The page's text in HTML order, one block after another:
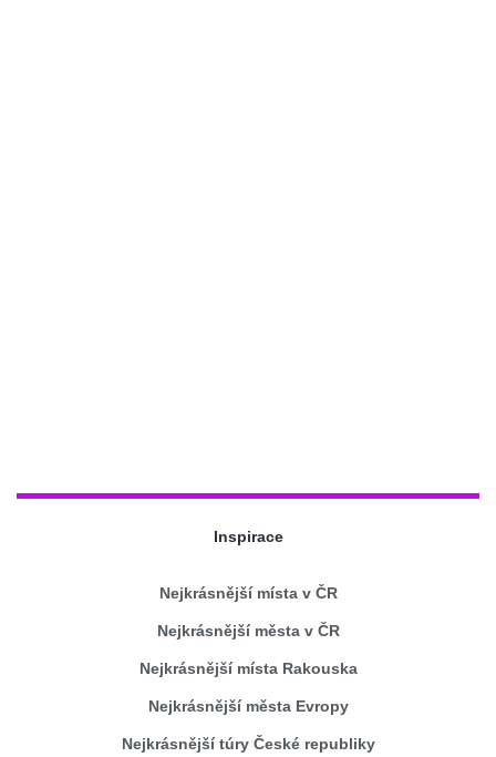
Inspirace
Nejkrásnější místa v ČR
Nejkrásnější města v ČR
Nejkrásnější místa Rakouska
Nejkrásnější města Evropy
Nejkrásnější túry České republiky